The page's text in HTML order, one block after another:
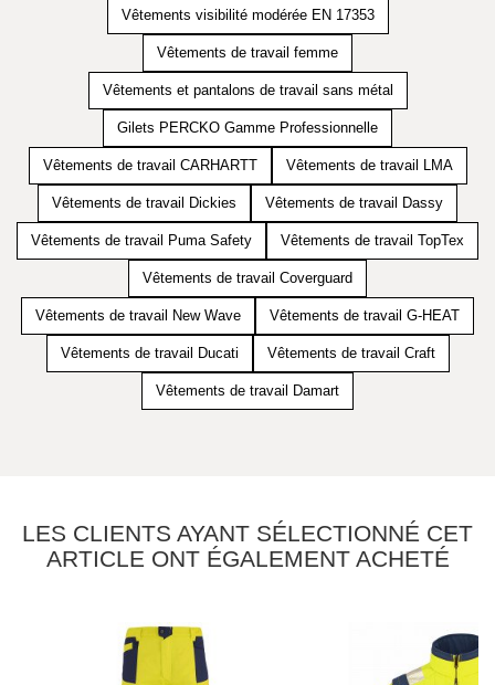
Vêtements visibilité modérée EN 17353
Vêtements de travail femme
Vêtements et pantalons de travail sans métal
Gilets PERCKO Gamme Professionnelle
Vêtements de travail CARHARTT Vêtements de travail LMA
Vêtements de travail Dickies Vêtements de travail Dassy
Vêtements de travail Puma Safety Vêtements de travail TopTex
Vêtements de travail Coverguard
Vêtements de travail New Wave Vêtements de travail G-HEAT
Vêtements de travail Ducati Vêtements de travail Craft
Vêtements de travail Damart
LES CLIENTS AYANT SÉLECTIONNÉ CET
ARTICLE ONT ÉGALEMENT ACHETÉ